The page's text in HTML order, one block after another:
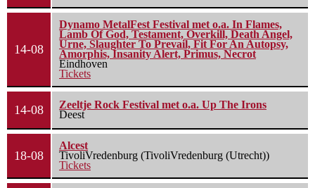
14-08
Dynamo MetalFest Festival met o.a. In Flames,
Lamb Of God, Testament, Overkill, Death Angel,
Urne, Slaughter To Prevail, Fit For An Autopsy,
Amorphis, Insanity Alert, Primus, Necrot
Eindhoven
Tickets
14-08
Zeeltje Rock Festival met o.a. Up The Irons
Deest
18-08
Alcest
TivoliVredenburg (TivoliVredenburg (Utrecht))
Tickets